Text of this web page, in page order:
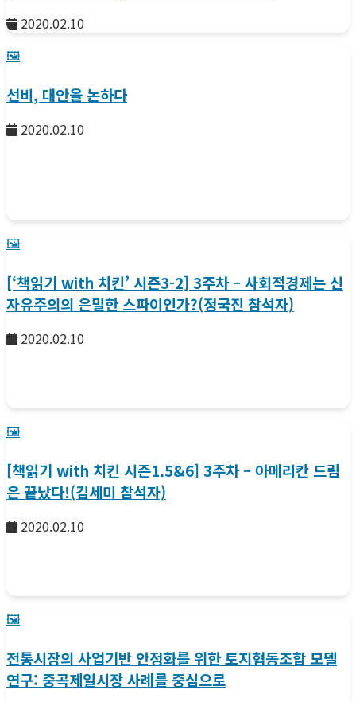
2020.02.10
🖼️
선비, 대안을 논하다
2020.02.10
🖼️
[‘책읽기 with 치킨’ 시즌3-2] 3주차 – 사회적경제는 신
자유주의의 은밀한 스파이인가?(정국진 참석자)
2020.02.10
🖼️
[책읽기 with 치킨 시즌1.5&6] 3주차 – 아메리칸 드림
은 끝났다!(김세미 참석자)
2020.02.10
🖼️
전통시장의 사업기반 안정화를 위한 토지협동조합 모델
연구: 중곡제일시장 사례를 중심으로